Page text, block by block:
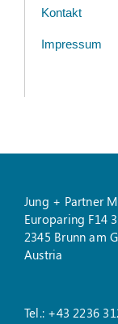
Kontakt
Impressum
Jung + Partner
Europaring F14
2345 Brunn am
Austria
Tel.: +43 2236